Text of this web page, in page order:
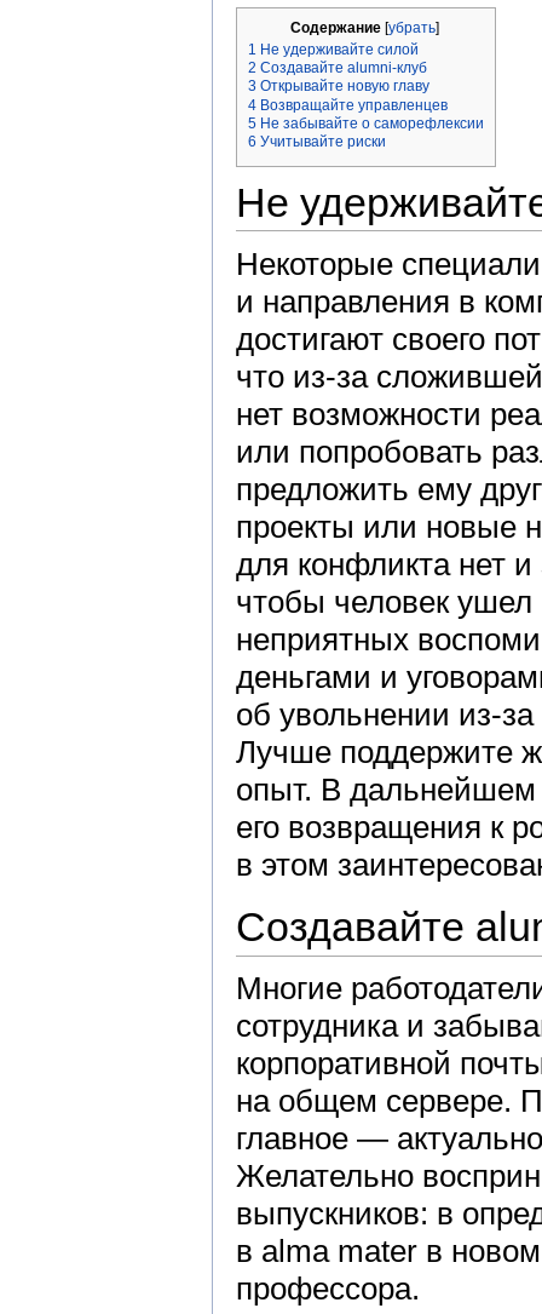
Содержание[убрать]
1 Не удерживайте силой
2 Создавайте alumni-клуб
3 Открывайте новую главу
4 Возвращайте управленцев
5 Не забывайте о саморефлексии
6 Учитывайте риски
Не
Некоторые
и направления в
достигают своего
что из-за
нет возможности
или попробовать
предложить ему
проекты или новые
для конфликта нет и
чтобы человек ушел
неприятных
деньгами и
об увольнении из-за
Лучше поддержите
опыт. В дальнейшем
его возвращения к
в этом
Создавайте
Многие
сотрудника и
корпоративной
на общем сервере.
главное —
Желательно
выпускников: в
в alma mater в
профессора.